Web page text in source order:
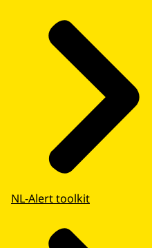
NL-Alert toolkit